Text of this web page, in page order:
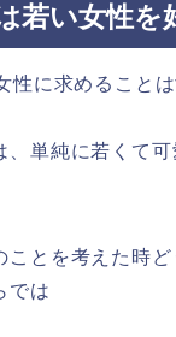
若い女性を
性に求めること
、単純に若くて
ことを考えた時
では